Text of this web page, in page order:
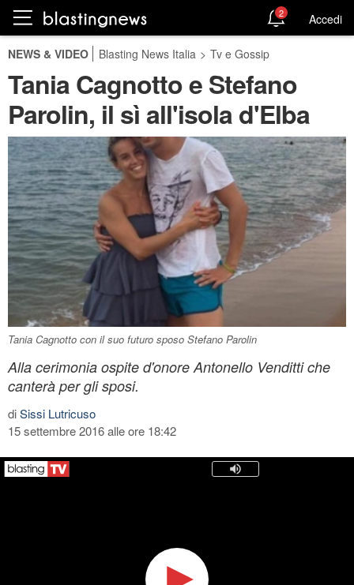
2 Accedi
NEWS & VIDEO Blasting News Italia > Tv e Gossip
Tania Cagnotto e Stefano
Parolin, il sì all'isola d'Elba
Tania Cagnotto con il suo futuro sposo Stefano Parolin
Alla cerimonia ospite d'onore Antonello Venditti che
canterà per gli sposi.
diSissi Lutricuso
15 settembre 2016 alle ore 18:42